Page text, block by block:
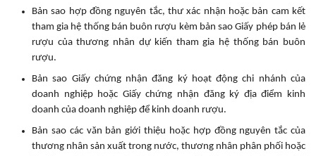
Bản sao hợp đồng nguyên tắc, thư xác nhận hoặc bản cam kết
tham gia hệ thống bán buôn rượu kèm bản sao Giấy phép bán lẻ
rượu của thương nhân dự kiến tham gia hệ thống bán buôn
rượu.
Bản sao Giấy chứng nhận đăng ký hoạt động chi nhánh của
doanh nghiệp hoặc Giấy chứng nhận đăng ký địa điểm kinh
doanh của doanh nghiệp để kinh doanh rượu.
Bản sao các văn bản giới thiệu hoặc hợp đồng nguyên tắc của
thương nhân sản xuất trong nước, thương nhân phân phối hoặc